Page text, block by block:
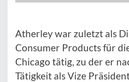
Atherley war zuletzt als
Consumer Products für
Chicago tätig, zu der er
Tätigkeit als Vize